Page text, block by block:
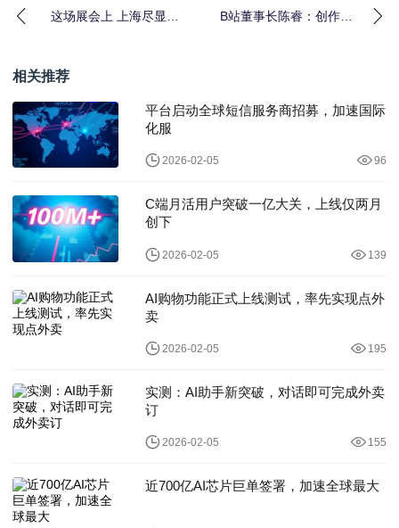
这场展会上 上海尽显网
B站董事长陈睿：创作者
相关推荐
平台启动全球短信服务商招募，加速国际
化服
2026-02-05 96
C端月活用户突破一亿大关，上线仅两月
创下
2026-02-05 139
AI购物功能正式上线测试，率先实现点外
卖
2026-02-05 195
实测：AI助手新突破，对话即可完成外卖
订
2026-02-05 155
近700亿AI芯片巨单签署，加速全球最大